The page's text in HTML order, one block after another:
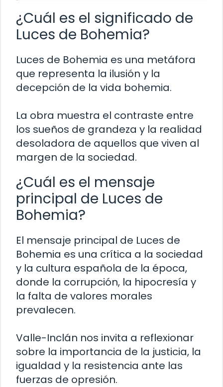
¿Cuál es el significado de
Luces de Bohemia?
Luces de Bohemia es una metáfora
que representa la ilusión y la
decepción de la vida bohemia.
La obra muestra el contraste entre
los sueños de grandeza y la realidad
desoladora de aquellos que viven al
margen de la sociedad.
¿Cuál es el mensaje
principal de Luces de
Bohemia?
El mensaje principal de Luces de
Bohemia es una crítica a la sociedad
y la cultura española de la época,
donde la corrupción, la hipocresía y
la falta de valores morales
prevalecen.
Valle-Inclán nos invita a reflexionar
sobre la importancia de la justicia, la
igualdad y la resistencia ante las
fuerzas de opresión.